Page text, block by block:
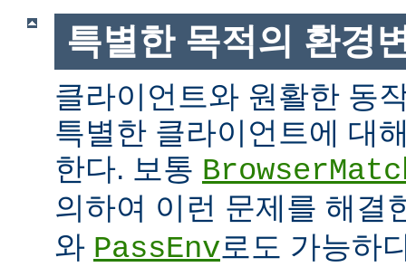
특별한 목적의 환경
클라이언트와 원활한 동
특별한 클라이언트에 대
한다. 보통
의하여 이런 문제를 해결
와 PassEnv로도 가능하